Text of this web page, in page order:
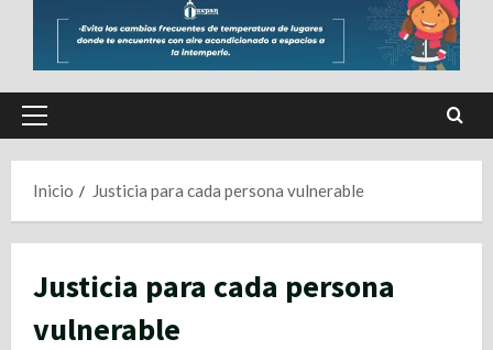
Menú
Inicio
Justicia para cada persona vulnerable
Justicia para cada persona
vulnerable